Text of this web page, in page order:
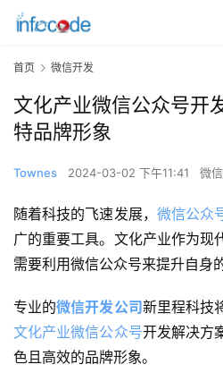
首页 微信开发
文化产业微信公众号开
特品牌形象
Townes 2024-03-02 下午11:41 微
随着科技的飞速发展， 微信公众
广的重要工具。文化产业作为现
需要利用微信公众号来提升自身
专业的微信开发公司新里程科技
文化产业微信公众号开发解决方
色且高效的品牌形象。